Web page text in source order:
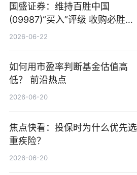
国盛证券：维持百胜中国
(09987)“买入”评级 收购必胜客
中国增厚利润加速成长 信息
2026-06-22
如何用市盈率判断基金估值高
低？ 前沿热点
2026-06-20
焦点快看：投保时为什么优先选
重疾险？
2026-06-20